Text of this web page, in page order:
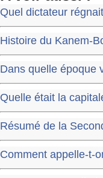
Quel dictateur
Histoire du Kanem-
Dans quelle époque
Quelle était la
Résumé de la
Comment appelle-t-